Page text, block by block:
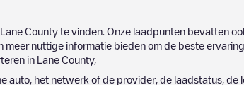
Lane County te vinden. Onze laadpunten bevatten
nuttige informatie bieden om de beste
in Lane County,
het netwerk of de provider, de laadstatus, de